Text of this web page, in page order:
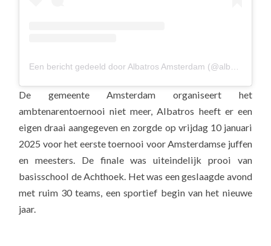
De gemeente Amsterdam organiseert het
ambtenarentoernooi niet meer, Albatros heeft er een
eigen draai aangegeven en zorgde op vrijdag 10 januari
2025 voor het eerste toernooi voor Amsterdamse juffen
en meesters. De finale was uiteindelijk prooi van
basisschool de Achthoek. Het was een geslaagde avond
met ruim 30 teams, een sportief begin van het nieuwe
jaar.